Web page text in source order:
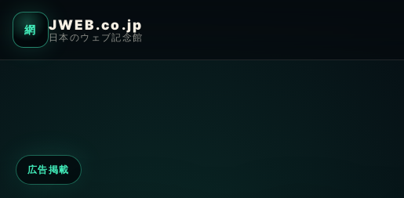
網 JWEB.co.jp
日本のウェブ記念館
広告掲載